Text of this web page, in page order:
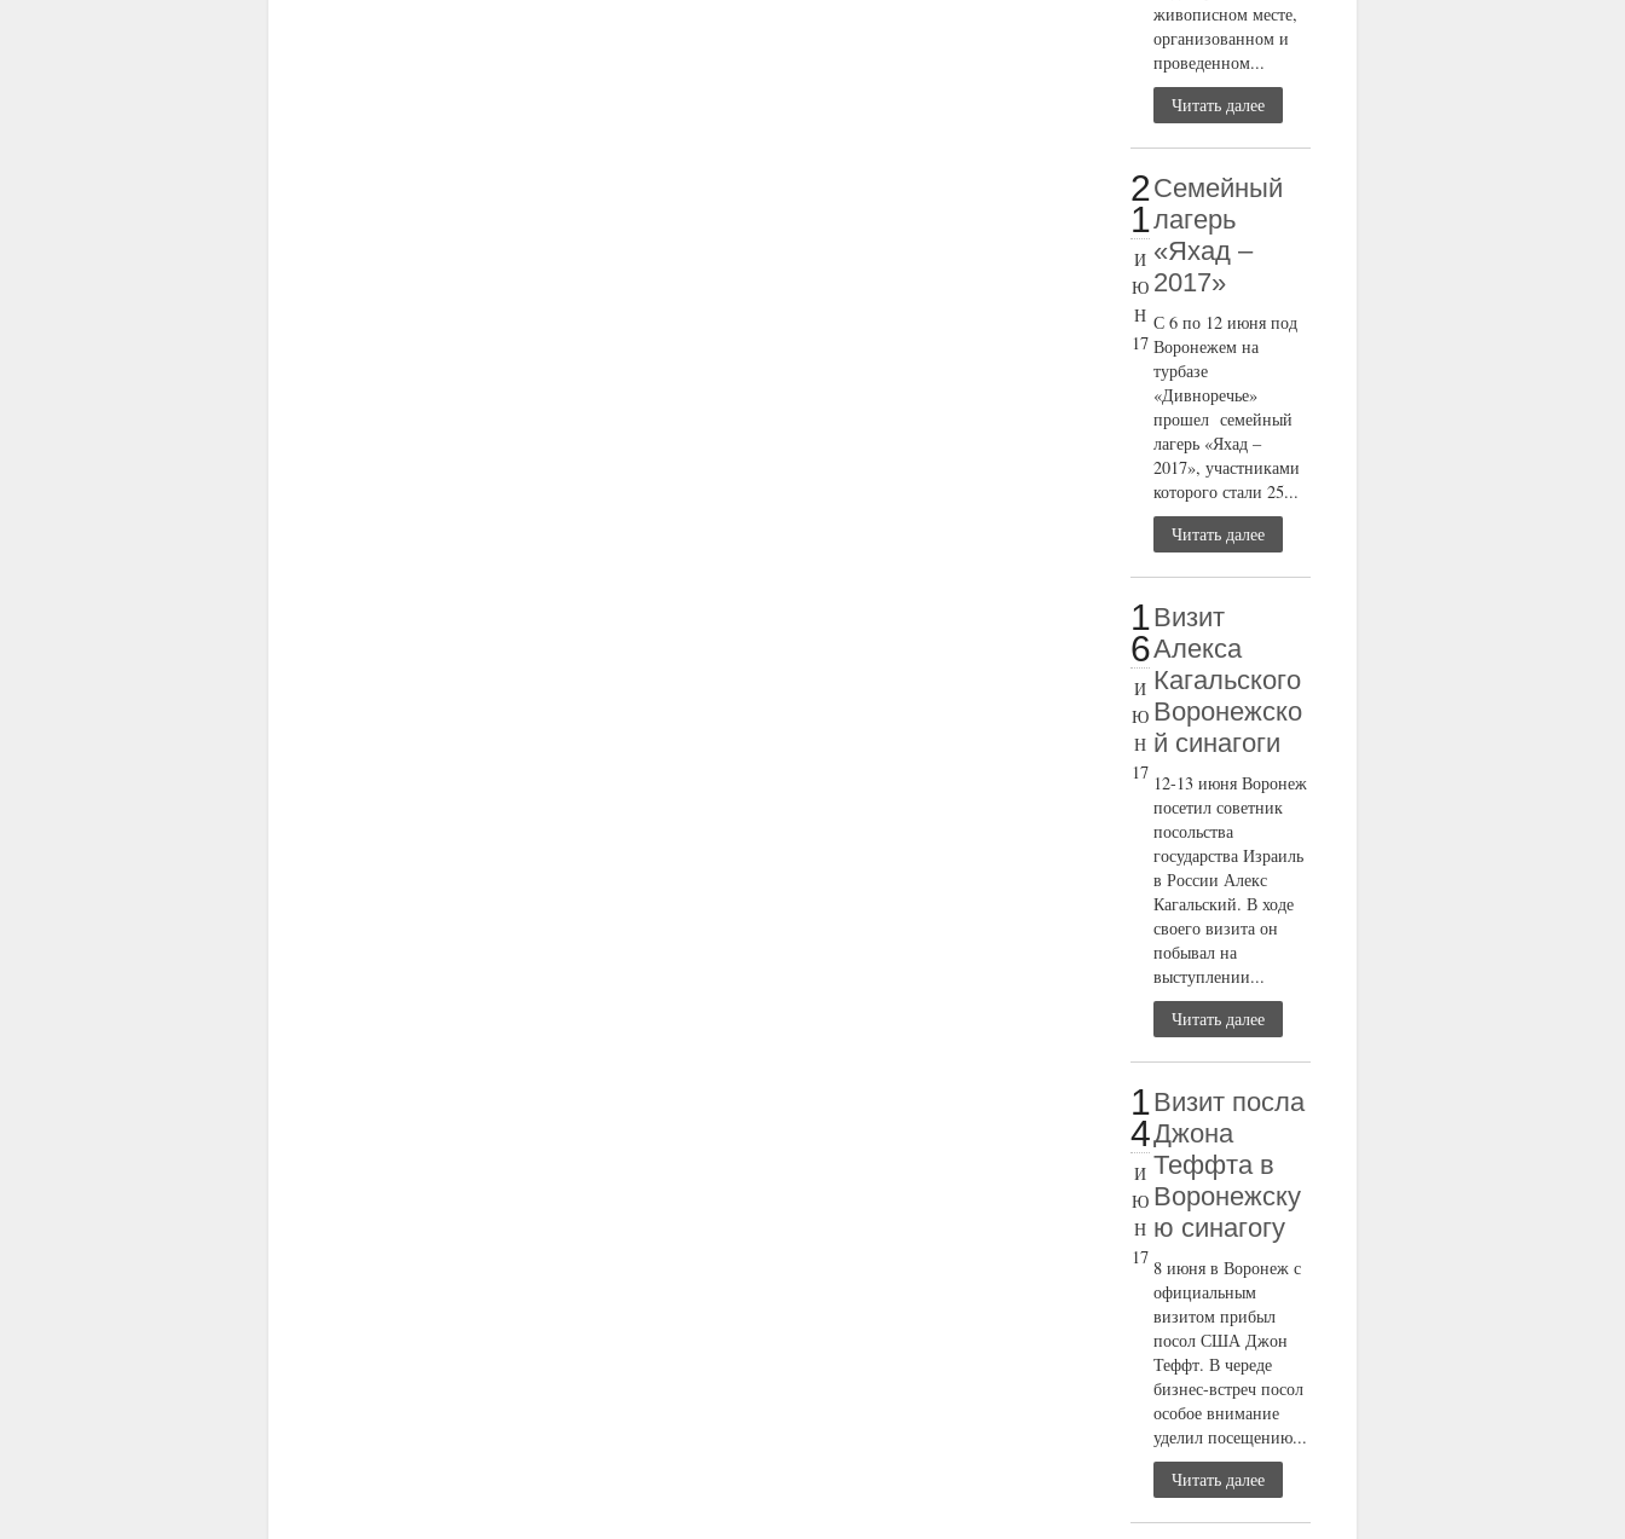
живописном месте,
организованном и
проведенном...
Читать далее
2
1
И
Ю
Н
17
Семейный
лагерь
«Яхад –
2017»
С 6 по 12 июня под
Воронежем на
турбазе
«Дивноречье»
прошел семейный
лагерь «Яхад –
2017», участниками
которого стали 25...
Читать далее
1
6
И
Ю
Н
17
Визит
Алекса
Кагальского
Воронежско
й синагоги
12-13 июня Воронеж
посетил советник
посольства
государства Израиль
в России Алекс
Кагальский. В ходе
своего визита он
побывал на
выступлении...
Читать далее
1
4
И
Ю
Н
17
Визит посла
Джона
Теффта в
Воронежску
ю синагогу
8 июня в Воронеж с
официальным
визитом прибыл
посол США Джон
Теффт. В череде
бизнес-встреч посол
особое внимание
уделил посещению...
Читать далее